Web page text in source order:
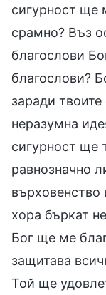
сигурност ще
срамно? Въз
благослови
благослови?
заради
неразумна
сигурност ще
равнозначно
хора бъркат
Бог ще ме
защитава
Той ще